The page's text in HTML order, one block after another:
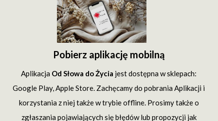
Pobierz aplikację mobilną
Aplikacja Od Słowa do Życia jest dostępna w sklepach:
Google Play, Apple Store. Zachęcamy do pobrania Aplikacji i
korzystania z niej także w trybie offline. Prosimy także o
zgłaszania pojawiających się błędów lub propozycji jak